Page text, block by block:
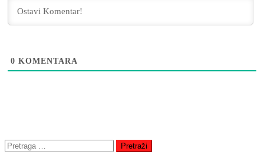
0 KOMENTARA
Pretraga
za: